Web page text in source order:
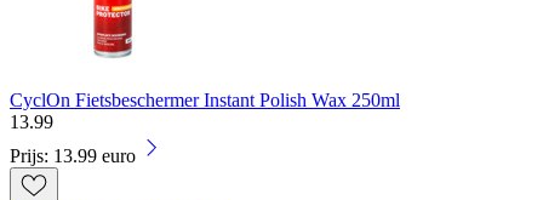
CyclOn Fietsbeschermer Instant Polish Wax 250ml
13.99
Prijs: 13.99 euro